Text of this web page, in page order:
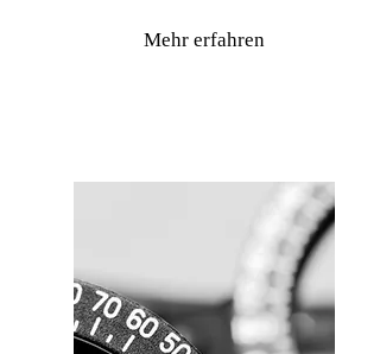
Mehr erfahren